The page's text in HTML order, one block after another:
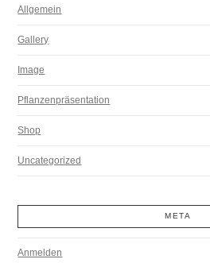
Allgemein
Gallery
Image
Pflanzenpräsentation
Shop
Uncategorized
META
Anmelden